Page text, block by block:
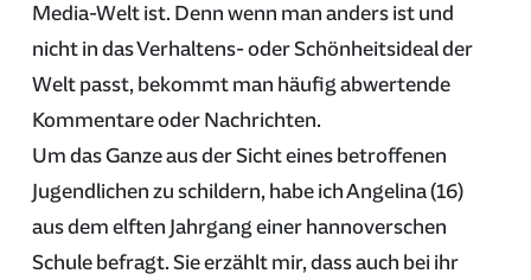
Media-Welt ist. Denn wenn man anders ist und
nicht in das Verhaltens- oder Schönheitsideal der
Welt passt, bekommt man häufig abwertende
Kommentare oder Nachrichten.
Um das Ganze aus der Sicht eines betroffenen
Jugendlichen zu schildern, habe ich Angelina (16)
aus dem elften Jahrgang einer hannoverschen
Schule befragt. Sie erzählt mir, dass auch bei ihr